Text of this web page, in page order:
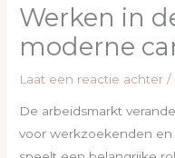
Werken in
moderne
Laat een reactie achter /
De arbeidsmarkt
voor werkzoekenden en